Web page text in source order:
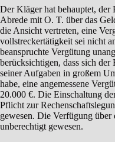
Der Kläger hat behauptet, der
Abrede mit O. T. über das
die Ansicht vertreten, eine
vollstreckertätigkeit sei nicht
beanspruchte Vergütung
berücksichtigen, dass sich
seiner Aufgaben in großem
habe, eine angemessene
20.000 €. Die Einschaltung
Pflicht zur
gewesen. Die Verfügung
unberechtigt gewesen.